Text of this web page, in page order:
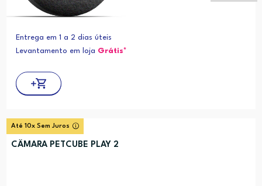
Entrega em 1 a 2 dias úteis
Levantamento em loja Grátis*
Até 10x Sem Juros
CÂMARA PETCUBE PLAY 2